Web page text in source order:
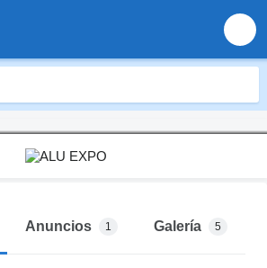
Anuncios 1 Galería 5